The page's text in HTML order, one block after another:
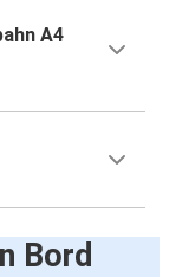
A4
Bord